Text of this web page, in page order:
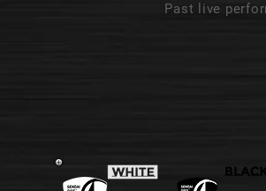
Past live